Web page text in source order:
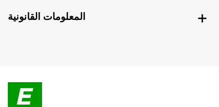
المعلومات القانونية